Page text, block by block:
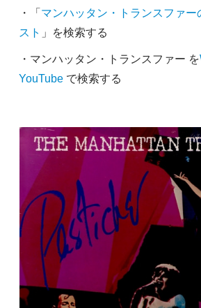
・「 マンハッタン・トランスファー
スト 」を検索する
・マンハッタン・トランスファー を
YouTubeで検索する